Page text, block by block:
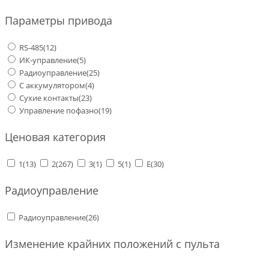
Параметры привода
RS-485(12)
ИК-управление(5)
Радиоуправление(25)
С аккумулятором(4)
Сухие контакты(23)
Управление пофазно(19)
Ценовая категория
1(13) 2(267) 3(1) 5(1) E(30)
Радиоуправление
Радиоуправление(26)
Изменение крайних положений с пульта